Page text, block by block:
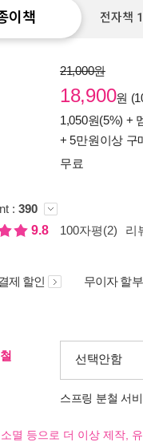
이책 전자책
21,000원
18,900원
1,050원(5%) +
+ 5만원이상 구
무료
: 390
9.8
100자평(2) 리
제 할인 무이자 할부
선택안함
스프링 분철 서
멸 등으로 더 이상 제작,